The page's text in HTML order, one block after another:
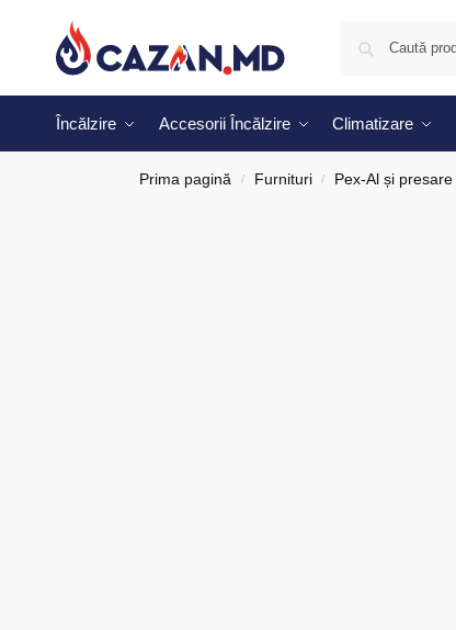
Încălzire Accesorii Încălzire Climatizare
Prima pagină / Furnituri / Pex-Al și presare